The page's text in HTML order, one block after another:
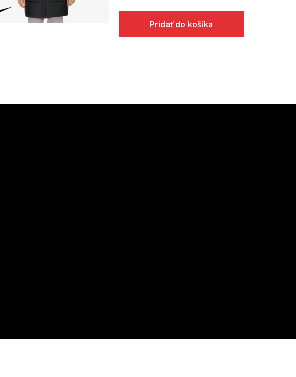
Pridať do košíka